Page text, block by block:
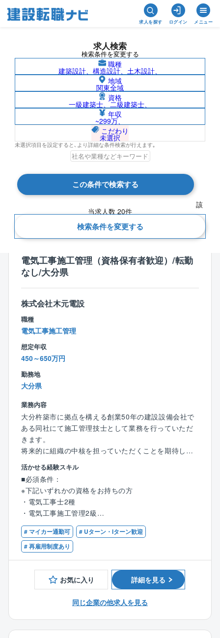
求人を探す ログイン メニュー
求人検索
検索条件を変更する
職種
建築設計、構造設計、土木設計、
地域
関東全域
資格
一級建築士、二級建築士、
年収
~299万、
こだわり
未選択
未選択項目を設定すると､より詳細な条件検索が行えます｡
この条件で検索する
該
当求人数 20件
検索条件を変更する
二級建築士/大分県の求人検索結果一覧
検索結果 20 件
現在の検索条件
電気工事施工管理（資格保有者歓迎）/転勤
なし/大分県
株式会社木元電設
職種
電気工事施工管理
想定年収
450～650万円
勤務地
大分県
業務内容
大分杵築市に拠点を構える創業50年の建設設備会社で
ある同社にて施工管理技士として業務を行っていただ
きます。
将来的に組織の中核を担っていただくことを期待して
います。
■職務詳細：
・同社の施工担当案件は公共：民間＝6：4となってい
ます。
・工事現場において、監理業務などを主軸とし就業し
ていただきます。
今までの経験を活かしながら、さらに１歩先の業務が
できることも魅力です。
■職務の特性：
同社は、大分杵築エリアにて設備・配管工事事業の多
くを担当しており、地域の生活インフラを支えていま
スキルの高い技術者が数多く在籍していることより電
気工事・配管・空調・消防設備・建築・土木をワンス
活かせる経験スキル
■必須条件：
※下記いずれかの資格をお持ちの方
・電気工事士2種
・電気工事施工管理2級
・配管技能士2級
・管工事施工管理技士2級
・土木工事施工管理士2級
・建築工事施工管理士2級
・2級建築士
■歓迎条件：
・電気工事士1種
# マイカー通勤可
# Uターン・Iターン歓迎
# 再雇用制度あり
お気に入り 詳細を見る
同じ企業の他求人を見る